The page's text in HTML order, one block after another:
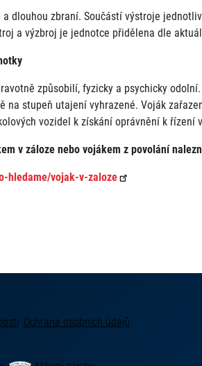
dlouhou zbraní. Součástí výstroje
a výzbroj je jednotce přidělena dle
způsobilí, fyzicky a psychicky
na stupeň utajení vyhrazené. Voják
vozidel k získání oprávnění k řízení
v záloze nebo vojákem z povolání
hledame/vojak-v-zaloze
Ochrana osobních údajů